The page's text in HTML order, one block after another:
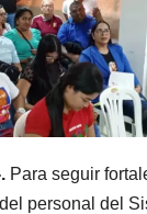
Para seguir
personal del